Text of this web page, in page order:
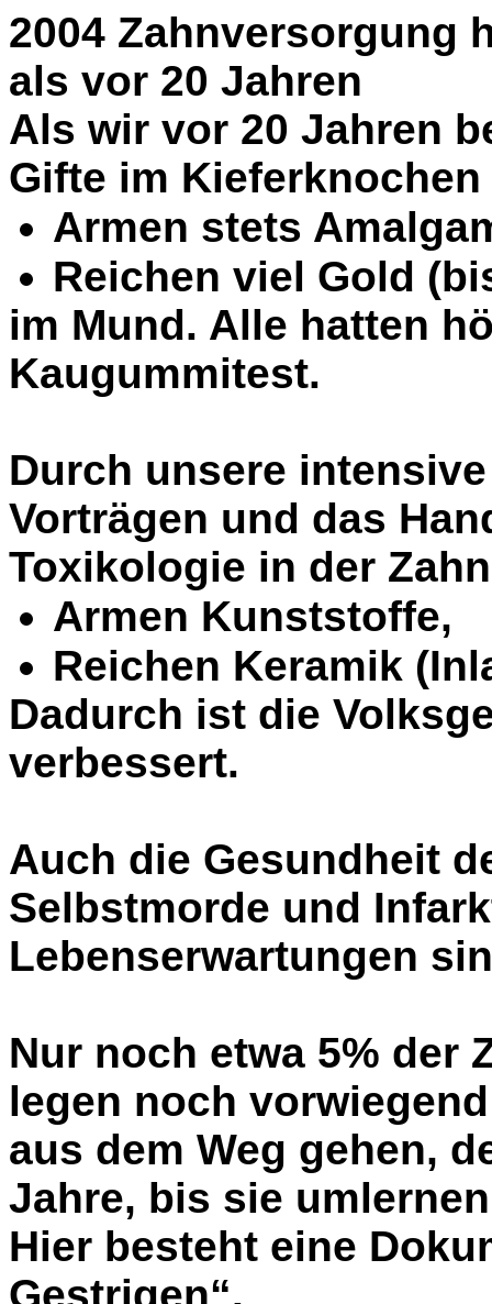
2004 Zahnversorgung
als vor 20 Jahren
Als wir vor 20 Jahren
Gifte im
Armen stets
Reichen viel Gold
im Mund. Alle hatten
Kaugummitest.
Durch unsere
Vorträgen und das
Toxikologie in der
Armen Kunststoffe,
Reichen Keramik (
Dadurch ist die
verbessert.
Auch die Gesundheit
Selbstmorde und
Lebenserwartungen
Nur noch etwa 5% der
legen noch
aus dem Weg gehen,
Jahre, bis sie
Hier besteht eine